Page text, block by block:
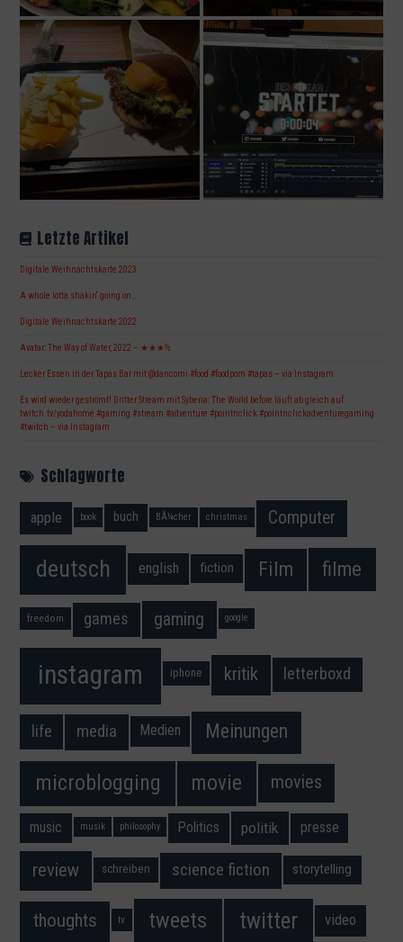
Letzte Artikel
Digitale Weihnachtskarte 2023
A whole lotta shakin‘ going on…
Digitale Weihnachtskarte 2022
Avatar: The Way of Water, 2022 – ★★★½
Lecker Essen in der Tapas Bar mit @dancorni #food #foodporn #tapas – via Instagram
Es wird wieder geströmt! Dritter Stream mit Syberia: The World before läuft ab gleich auf
twitch.tv/yodahome #gaming #stream #adventure #pointnclick #pointnclickadventuregaming
#twitch – via Instagram
Schlagworte
apple book buch BÃ¼cher christmas Computer
deutsch english fiction Film filme
freedom games gaming google
instagram iphone kritik letterboxd
life media Medien Meinungen
microblogging movie movies
music musik philosophy Politics politik presse
review schreiben science fiction storytelling
thoughts tv tweets twitter video